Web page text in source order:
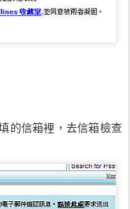
的信箱裡，去信箱檢查